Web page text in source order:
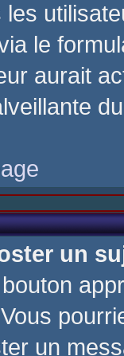
le
aurait
un
un